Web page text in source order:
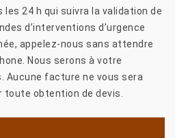
les 24 h qui suivra la validation de
d’interventions d’urgence
appelez-nous sans attendre
Nous serons à votre
facture ne vous sera
toute obtention de devis.